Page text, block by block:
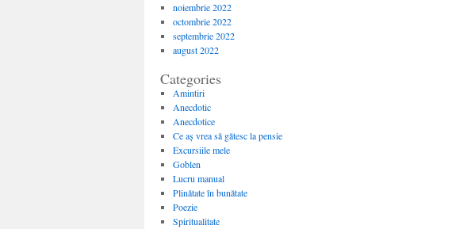
noiembrie 2022
octombrie 2022
septembrie 2022
august 2022
Categories
Amintiri
Anecdotic
Anecdotice
Ce aș vrea să gătesc la pensie
Excursiile mele
Goblen
Lucru manual
Plinătate în bunătate
Poezie
Spiritualitate